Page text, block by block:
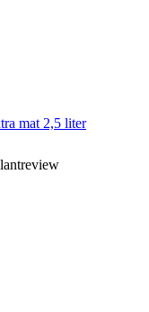
mat 2,5 liter